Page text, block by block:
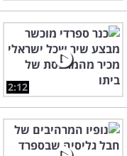
2:12